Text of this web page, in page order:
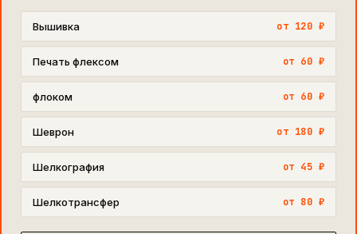
Вышивка от 120 ₽
Печать флексом от 60 ₽
флоком от 60 ₽
Шеврон от 180 ₽
Шелкография от 45 ₽
Шелкотрансфер от 80 ₽